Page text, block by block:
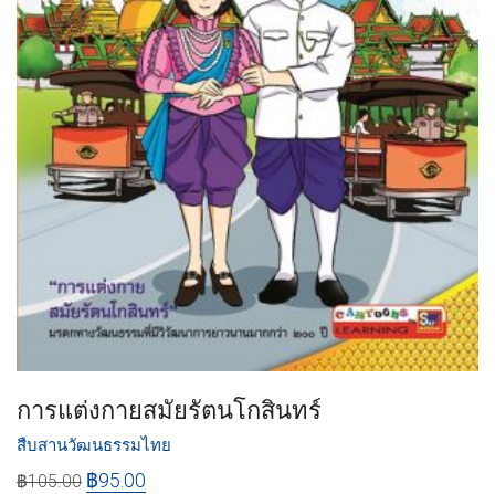
การแต่งกายสมัยรัตนโกสินทร์
สืบสานวัฒนธรรมไทย
฿105.00 ฿95.00